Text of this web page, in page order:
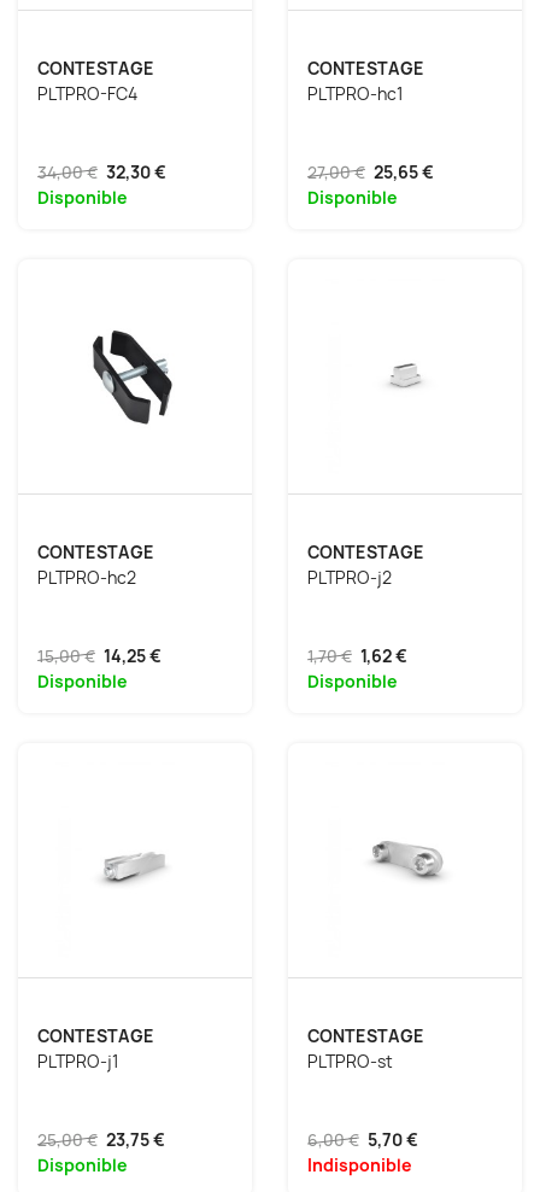
CONTESTAGE
PLTPRO-FC4
34,00 € 32,30 €
Disponible
CONTESTAGE
PLTPRO-hc1
27,00 € 25,65 €
Disponible
CONTESTAGE
PLTPRO-hc2
15,00 € 14,25 €
Disponible
CONTESTAGE
PLTPRO-j2
1,70 € 1,62 €
Disponible
CONTESTAGE
PLTPRO-j1
25,00 € 23,75 €
Disponible
CONTESTAGE
PLTPRO-st
6,00 € 5,70 €
Indisponible